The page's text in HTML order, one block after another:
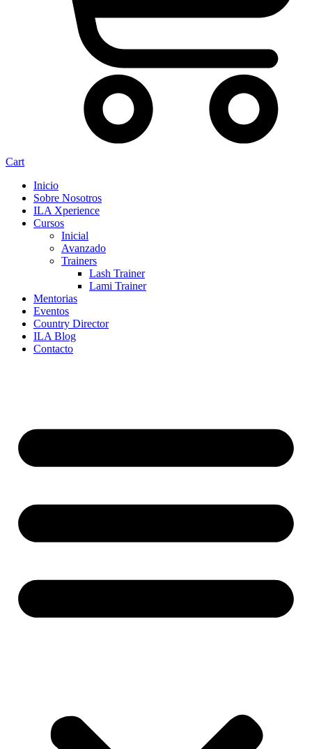
Cart
Inicio
Sobre Nosotros
ILA Xperience
Cursos
Inicial
Avanzado
Trainers
Lash Trainer
Lami Trainer
Mentorias
Eventos
Country Director
ILA Blog
Contacto